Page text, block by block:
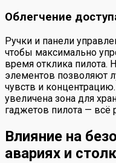
Облегчение
Ручки и панели
чтобы максимально
время отклика
элементов позволяют
чувств и
увеличена зона для
гаджетов пилота — всё
Влияние на
авариях и